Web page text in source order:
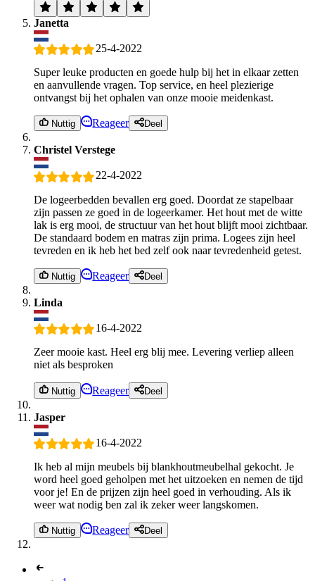
Janetta
25-4-2022
Super leuke producten en goede hulp bij het in elkaar zetten
en aanvullende vragen. Top service, en heel plezierige
ontvangst bij het ophalen van onze mooie meidenkast.
Nuttig Reageer Deel
Christel Verstege
22-4-2022
De logeerbedden bevallen erg goed. Doordat ze stapelbaar
zijn passen ze goed in de logeerkamer. Het hout met de witte
lak is erg mooi, de structuur van het hout blijft mooi zichtbaar.
De standaard bodem en matras zijn prima. Logees zijn heel
tevreden en ik heb het bed zelf ook naar tevredenheid getest.
Nuttig Reageer Deel
Linda
16-4-2022
Zeer mooie kast. Heel erg blij mee. Levering verliep alleen
niet als besproken
Nuttig Reageer Deel
Jasper
16-4-2022
Ik heb al mijn meubels bij blankhoutmeubelhal gekocht. Je
word heel goed geholpen met het uitzoeken en nemen de tijd
voor je! En de prijzen zijn heel goed in verhouding. Als ik
weer wat nodig ben zal ik zeker weer langskomen.
Nuttig Reageer Deel